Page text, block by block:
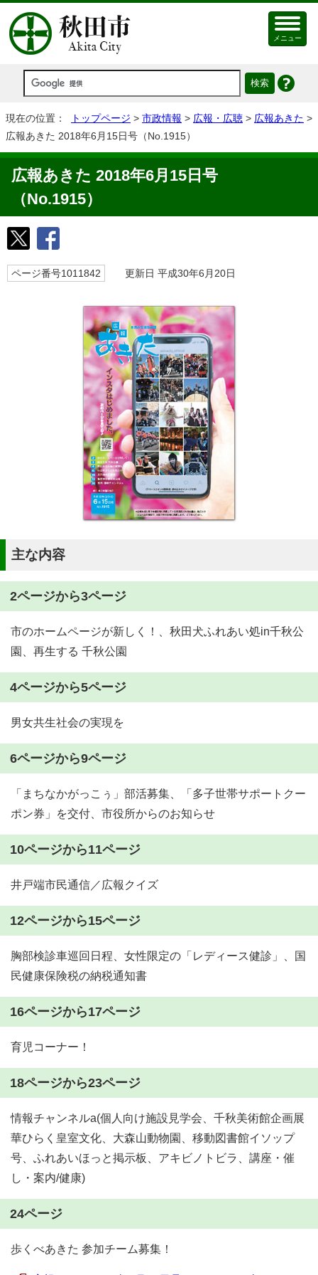
メニュー
現在の位置： トップページ > 市政情報 > 広報・広聴 > 広報あきた >
広報あきた 2018年6月15日号（No.1915）
広報あきた 2018年6月15日号
（No.1915）
ページ番号1011842 更新日 平成30年6月20日
主な内容
2ページから3ページ
市のホームページが新しく！、秋田犬ふれあい処in千秋公
園、再生する 千秋公園
4ページから5ページ
男女共生社会の実現を
6ページから9ページ
「まちなかがっこぅ」部活募集、「多子世帯サポートクー
ポン券」を交付、市役所からのお知らせ
10ページから11ページ
井戸端市民通信／広報クイズ
12ページから15ページ
胸部検診車巡回日程、女性限定の「レディース健診」、国
民健康保険税の納税通知書
16ページから17ページ
育児コーナー！
18ページから23ページ
情報チャンネルa(個人向け施設見学会、千秋美術館企画展
華ひらく皇室文化、大森山動物園、移動図書館イソップ
号、ふれあいほっと掲示板、アキビノトビラ、講座・催
し・案内/健康)
24ページ
歩くべあきた 参加チーム募集！